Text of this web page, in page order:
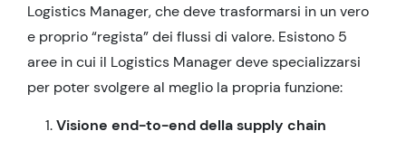
Logistics Manager, che deve trasformarsi in un vero
e proprio “regista” dei flussi di valore. Esistono 5
aree in cui il Logistics Manager deve specializzarsi
per poter svolgere al meglio la propria funzione:
Visione end-to-end della supply chain